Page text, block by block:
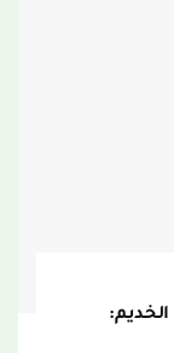
الخديم: